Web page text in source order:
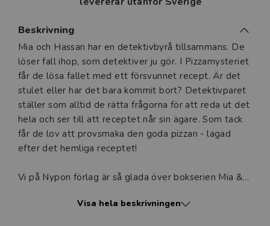
Beskrivning
Beskrivning
Mia och Hassan har en detektivbyrå tillsammans. De
löser fall ihop, som detektiver ju gör. I Pizzamysteriet
får de lösa fallet med ett försvunnet recept. Är det
stulet eller har det bara kommit bort? Detektivparet
ställer som alltid de rätta frågorna för att reda ut det
hela och ser till att receptet når sin ägare. Som tack
får de lov att provsmaka den goda pizzan - lagad
efter det hemliga receptet!
Vi på Nypon förlag är så glada över bokserien Mia &
Hellström. Nu kommer fjärde delen i serien Mia &
Visa hela beskrivningen